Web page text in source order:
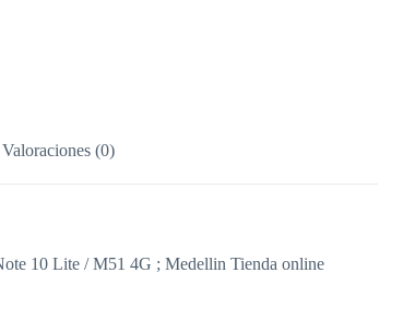
Valoraciones (0)
10 Lite / M51 4G ; Medellin Tienda online